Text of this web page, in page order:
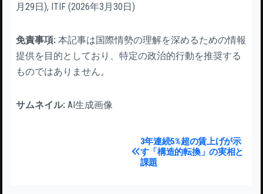
月29日), ITIF (2026年3月30日)
免責事項: 本記事は国際情勢の理解を深めるための情報
提供を目的としており、特定の政治的行動を推奨する
ものではありません。
サムネイル: AI生成画像
投稿ナビゲーション3年連続5%超の賃上げが示
す「構造的転換」の実相と
課題